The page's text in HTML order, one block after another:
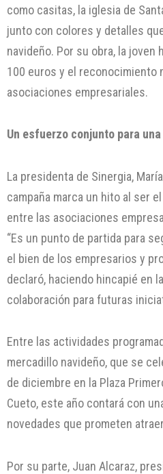
como casitas, la iglesia de
junto con colores y detalles
navideño. Por su obra, la joven
100 euros y el reconocimiento
asociaciones empresariales.
Un esfuerzo conjunto para
La presidenta de Sinergia,
campaña marca un hito al ser
entre las asociaciones
“Es un punto de partida para
el bien de los empresarios y
declaró, haciendo hincapié en
colaboración para futuras
Entre las actividades
mercadillo navideño, que se
de diciembre en la Plaza
Cueto, este año contará con
novedades que prometen
Por su parte, Juan Alcaraz,